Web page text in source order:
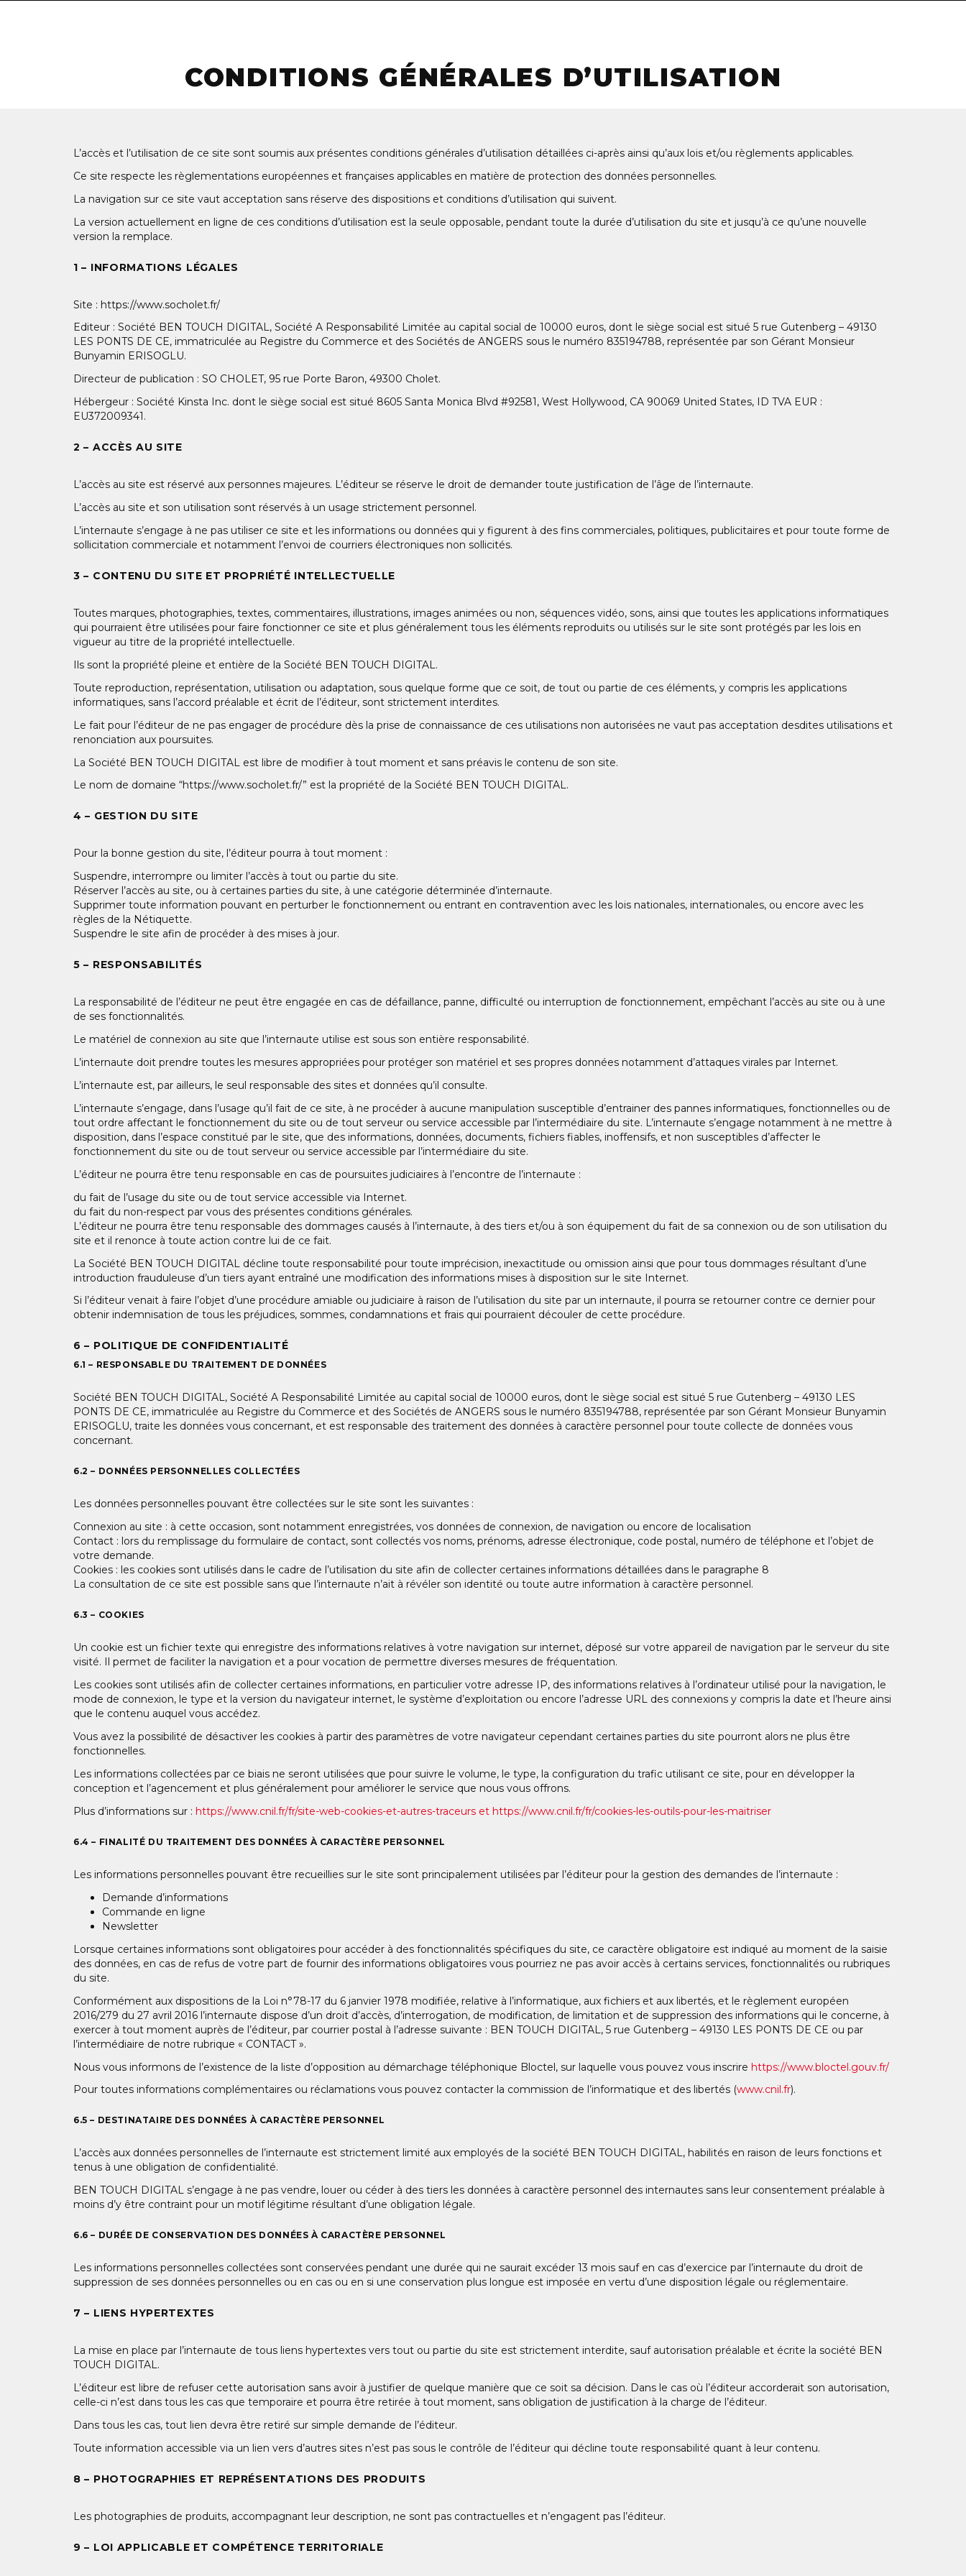
CONDITIONS GÉNÉRALES D’UTILISATION
L’accès et l’utilisation de ce site sont soumis aux présentes conditions générales d’utilisation détaillées ci-après ainsi qu’aux lois et/ou règlements applicables.
Ce site respecte les règlementations européennes et françaises applicables en matière de protection des données personnelles.
La navigation sur ce site vaut acceptation sans réserve des dispositions et conditions d’utilisation qui suivent.
La version actuellement en ligne de ces conditions d’utilisation est la seule opposable, pendant toute la durée d’utilisation du site et jusqu’à ce qu’une nouvelle
version la remplace.
1 – INFORMATIONS LÉGALES
Site : https://www.socholet.fr/
Editeur : Société BEN TOUCH DIGITAL, Société A Responsabilité Limitée au capital social de 10000 euros, dont le siège social est situé 5 rue Gutenberg – 49130
LES PONTS DE CE, immatriculée au Registre du Commerce et des Sociétés de ANGERS sous le numéro 835194788, représentée par son Gérant Monsieur
Bunyamin ERISOGLU.
Directeur de publication : SO CHOLET, 95 rue Porte Baron, 49300 Cholet.
Hébergeur : Société Kinsta Inc. dont le siège social est situé 8605 Santa Monica Blvd #92581, West Hollywood, CA 90069 United States, ID TVA EUR :
EU372009341.
2 – ACCÈS AU SITE
L’accès au site est réservé aux personnes majeures. L’éditeur se réserve le droit de demander toute justification de l’âge de l’internaute.
L’accès au site et son utilisation sont réservés à un usage strictement personnel.
L’internaute s’engage à ne pas utiliser ce site et les informations ou données qui y figurent à des fins commerciales, politiques, publicitaires et pour toute forme de
sollicitation commerciale et notamment l’envoi de courriers électroniques non sollicités.
3 – CONTENU DU SITE ET PROPRIÉTÉ INTELLECTUELLE
Toutes marques, photographies, textes, commentaires, illustrations, images animées ou non, séquences vidéo, sons, ainsi que toutes les applications informatiques
qui pourraient être utilisées pour faire fonctionner ce site et plus généralement tous les éléments reproduits ou utilisés sur le site sont protégés par les lois en
vigueur au titre de la propriété intellectuelle.
Ils sont la propriété pleine et entière de la Société BEN TOUCH DIGITAL.
Toute reproduction, représentation, utilisation ou adaptation, sous quelque forme que ce soit, de tout ou partie de ces éléments, y compris les applications
informatiques, sans l’accord préalable et écrit de l’éditeur, sont strictement interdites.
Le fait pour l’éditeur de ne pas engager de procédure dès la prise de connaissance de ces utilisations non autorisées ne vaut pas acceptation desdites utilisations et
renonciation aux poursuites.
La Société BEN TOUCH DIGITAL est libre de modifier à tout moment et sans préavis le contenu de son site.
Le nom de domaine “https://www.socholet.fr/” est la propriété de la Société BEN TOUCH DIGITAL.
4 – GESTION DU SITE
Pour la bonne gestion du site, l’éditeur pourra à tout moment :
Suspendre, interrompre ou limiter l’accès à tout ou partie du site.
Réserver l’accès au site, ou à certaines parties du site, à une catégorie déterminée d’internaute.
Supprimer toute information pouvant en perturber le fonctionnement ou entrant en contravention avec les lois nationales, internationales, ou encore avec les
règles de la Nétiquette.
Suspendre le site afin de procéder à des mises à jour.
5 – RESPONSABILITÉS
La responsabilité de l’éditeur ne peut être engagée en cas de défaillance, panne, difficulté ou interruption de fonctionnement, empêchant l’accès au site ou à une
de ses fonctionnalités.
Le matériel de connexion au site que l’internaute utilise est sous son entière responsabilité.
L’internaute doit prendre toutes les mesures appropriées pour protéger son matériel et ses propres données notamment d’attaques virales par Internet.
L’internaute est, par ailleurs, le seul responsable des sites et données qu’il consulte.
L’internaute s’engage, dans l’usage qu’il fait de ce site, à ne procéder à aucune manipulation susceptible d’entrainer des pannes informatiques, fonctionnelles ou de
tout ordre affectant le fonctionnement du site ou de tout serveur ou service accessible par l’intermédiaire du site. L’internaute s’engage notamment à ne mettre à
disposition, dans l’espace constitué par le site, que des informations, données, documents, fichiers fiables, inoffensifs, et non susceptibles d’affecter le
fonctionnement du site ou de tout serveur ou service accessible par l’intermédiaire du site.
L’éditeur ne pourra être tenu responsable en cas de poursuites judiciaires à l’encontre de l’internaute :
du fait de l’usage du site ou de tout service accessible via Internet.
du fait du non-respect par vous des présentes conditions générales.
L’éditeur ne pourra être tenu responsable des dommages causés à l’internaute, à des tiers et/ou à son équipement du fait de sa connexion ou de son utilisation du
site et il renonce à toute action contre lui de ce fait.
La Société BEN TOUCH DIGITAL décline toute responsabilité pour toute imprécision, inexactitude ou omission ainsi que pour tous dommages résultant d’une
introduction frauduleuse d’un tiers ayant entraîné une modification des informations mises à disposition sur le site Internet.
Si l’éditeur venait à faire l’objet d’une procédure amiable ou judiciaire à raison de l’utilisation du site par un internaute, il pourra se retourner contre ce dernier pour
obtenir indemnisation de tous les préjudices, sommes, condamnations et frais qui pourraient découler de cette procédure.
6 – POLITIQUE DE CONFIDENTIALITÉ
6.1 – RESPONSABLE DU TRAITEMENT DE DONNÉES
Société BEN TOUCH DIGITAL, Société A Responsabilité Limitée au capital social de 10000 euros, dont le siège social est situé 5 rue Gutenberg – 49130 LES
PONTS DE CE, immatriculée au Registre du Commerce et des Sociétés de ANGERS sous le numéro 835194788, représentée par son Gérant Monsieur Bunyamin
ERISOGLU, traite les données vous concernant, et est responsable des traitement des données à caractère personnel pour toute collecte de données vous
concernant.
6.2 – DONNÉES PERSONNELLES COLLECTÉES
Les données personnelles pouvant être collectées sur le site sont les suivantes :
Connexion au site : à cette occasion, sont notamment enregistrées, vos données de connexion, de navigation ou encore de localisation
Contact : lors du remplissage du formulaire de contact, sont collectés vos noms, prénoms, adresse électronique, code postal, numéro de téléphone et l’objet de
votre demande.
Cookies : les cookies sont utilisés dans le cadre de l’utilisation du site afin de collecter certaines informations détaillées dans le paragraphe 8
La consultation de ce site est possible sans que l’internaute n’ait à révéler son identité ou toute autre information à caractère personnel.
6.3 – COOKIES
Un cookie est un fichier texte qui enregistre des informations relatives à votre navigation sur internet, déposé sur votre appareil de navigation par le serveur du site
visité. Il permet de faciliter la navigation et a pour vocation de permettre diverses mesures de fréquentation.
Les cookies sont utilisés afin de collecter certaines informations, en particulier votre adresse IP, des informations relatives à l’ordinateur utilisé pour la navigation, le
mode de connexion, le type et la version du navigateur internet, le système d’exploitation ou encore l’adresse URL des connexions y compris la date et l’heure ainsi
que le contenu auquel vous accédez.
Vous avez la possibilité de désactiver les cookies à partir des paramètres de votre navigateur cependant certaines parties du site pourront alors ne plus être
fonctionnelles.
Les informations collectées par ce biais ne seront utilisées que pour suivre le volume, le type, la configuration du trafic utilisant ce site, pour en développer la
conception et l’agencement et plus généralement pour améliorer le service que nous vous offrons.
Plus d’informations sur : https://www.cnil.fr/fr/site-web-cookies-et-autres-traceurs et https://www.cnil.fr/fr/cookies-les-outils-pour-les-maitriser
6.4 – FINALITÉ DU TRAITEMENT DES DONNÉES À CARACTÈRE PERSONNEL
Les informations personnelles pouvant être recueillies sur le site sont principalement utilisées par l’éditeur pour la gestion des demandes de l’internaute :
Demande d’informations
Commande en ligne
Newsletter
Lorsque certaines informations sont obligatoires pour accéder à des fonctionnalités spécifiques du site, ce caractère obligatoire est indiqué au moment de la saisie
des données, en cas de refus de votre part de fournir des informations obligatoires vous pourriez ne pas avoir accès à certains services, fonctionnalités ou rubriques
du site.
Conformément aux dispositions de la Loi n°78-17 du 6 janvier 1978 modifiée, relative à l’informatique, aux fichiers et aux libertés, et le règlement européen
2016/279 du 27 avril 2016 l’internaute dispose d’un droit d’accès, d’interrogation, de modification, de limitation et de suppression des informations qui le concerne, à
exercer à tout moment auprès de l’éditeur, par courrier postal à l’adresse suivante : BEN TOUCH DIGITAL, 5 rue Gutenberg – 49130 LES PONTS DE CE ou par
l’intermédiaire de notre rubrique « CONTACT ».
Nous vous informons de l’existence de la liste d’opposition au démarchage téléphonique Bloctel, sur laquelle vous pouvez vous inscrire https://www.bloctel.gouv.fr/
Pour toutes informations complémentaires ou réclamations vous pouvez contacter la commission de l’informatique et des libertés (www.cnil.fr).
6.5 – DESTINATAIRE DES DONNÉES À CARACTÈRE PERSONNEL
L’accès aux données personnelles de l’internaute est strictement limité aux employés de la société BEN TOUCH DIGITAL, habilités en raison de leurs fonctions et
tenus à une obligation de confidentialité.
BEN TOUCH DIGITAL s’engage à ne pas vendre, louer ou céder à des tiers les données à caractère personnel des internautes sans leur consentement préalable à
moins d’y être contraint pour un motif légitime résultant d’une obligation légale.
6.6 – DURÉE DE CONSERVATION DES DONNÉES À CARACTÈRE PERSONNEL
Les informations personnelles collectées sont conservées pendant une durée qui ne saurait excéder 13 mois sauf en cas d’exercice par l’internaute du droit de
suppression de ses données personnelles ou en cas ou en si une conservation plus longue est imposée en vertu d’une disposition légale ou réglementaire.
7 – LIENS HYPERTEXTES
La mise en place par l’internaute de tous liens hypertextes vers tout ou partie du site est strictement interdite, sauf autorisation préalable et écrite la société BEN
TOUCH DIGITAL.
L’éditeur est libre de refuser cette autorisation sans avoir à justifier de quelque manière que ce soit sa décision. Dans le cas où l’éditeur accorderait son autorisation,
celle-ci n’est dans tous les cas que temporaire et pourra être retirée à tout moment, sans obligation de justification à la charge de l’éditeur.
Dans tous les cas, tout lien devra être retiré sur simple demande de l’éditeur.
Toute information accessible via un lien vers d’autres sites n’est pas sous le contrôle de l’éditeur qui décline toute responsabilité quant à leur contenu.
8 – PHOTOGRAPHIES ET REPRÉSENTATIONS DES PRODUITS
Les photographies de produits, accompagnant leur description, ne sont pas contractuelles et n’engagent pas l’éditeur.
9 – LOI APPLICABLE ET COMPÉTENCE TERRITORIALE